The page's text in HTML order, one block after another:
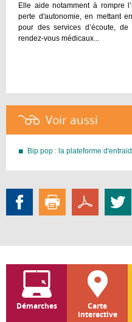
Elle aide notamment à rompre
perte d'autonomie, en mettant
pour des services d’écoute, de
rendez-vous médicaux...
Voir aussi :
Bip pop : la plateforme
Démarches
Carte
interactive